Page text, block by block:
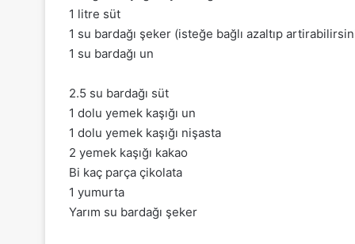
1 litre süt
1 su bardağı şeker (isteğe bağlı azaltıp
1 su bardağı un
2.5 su bardağı süt
1 dolu yemek kaşığı un
1 dolu yemek kaşığı nişasta
2 yemek kaşığı kakao
Bi kaç parça çikolata
1 yumurta
Yarım su bardağı şeker